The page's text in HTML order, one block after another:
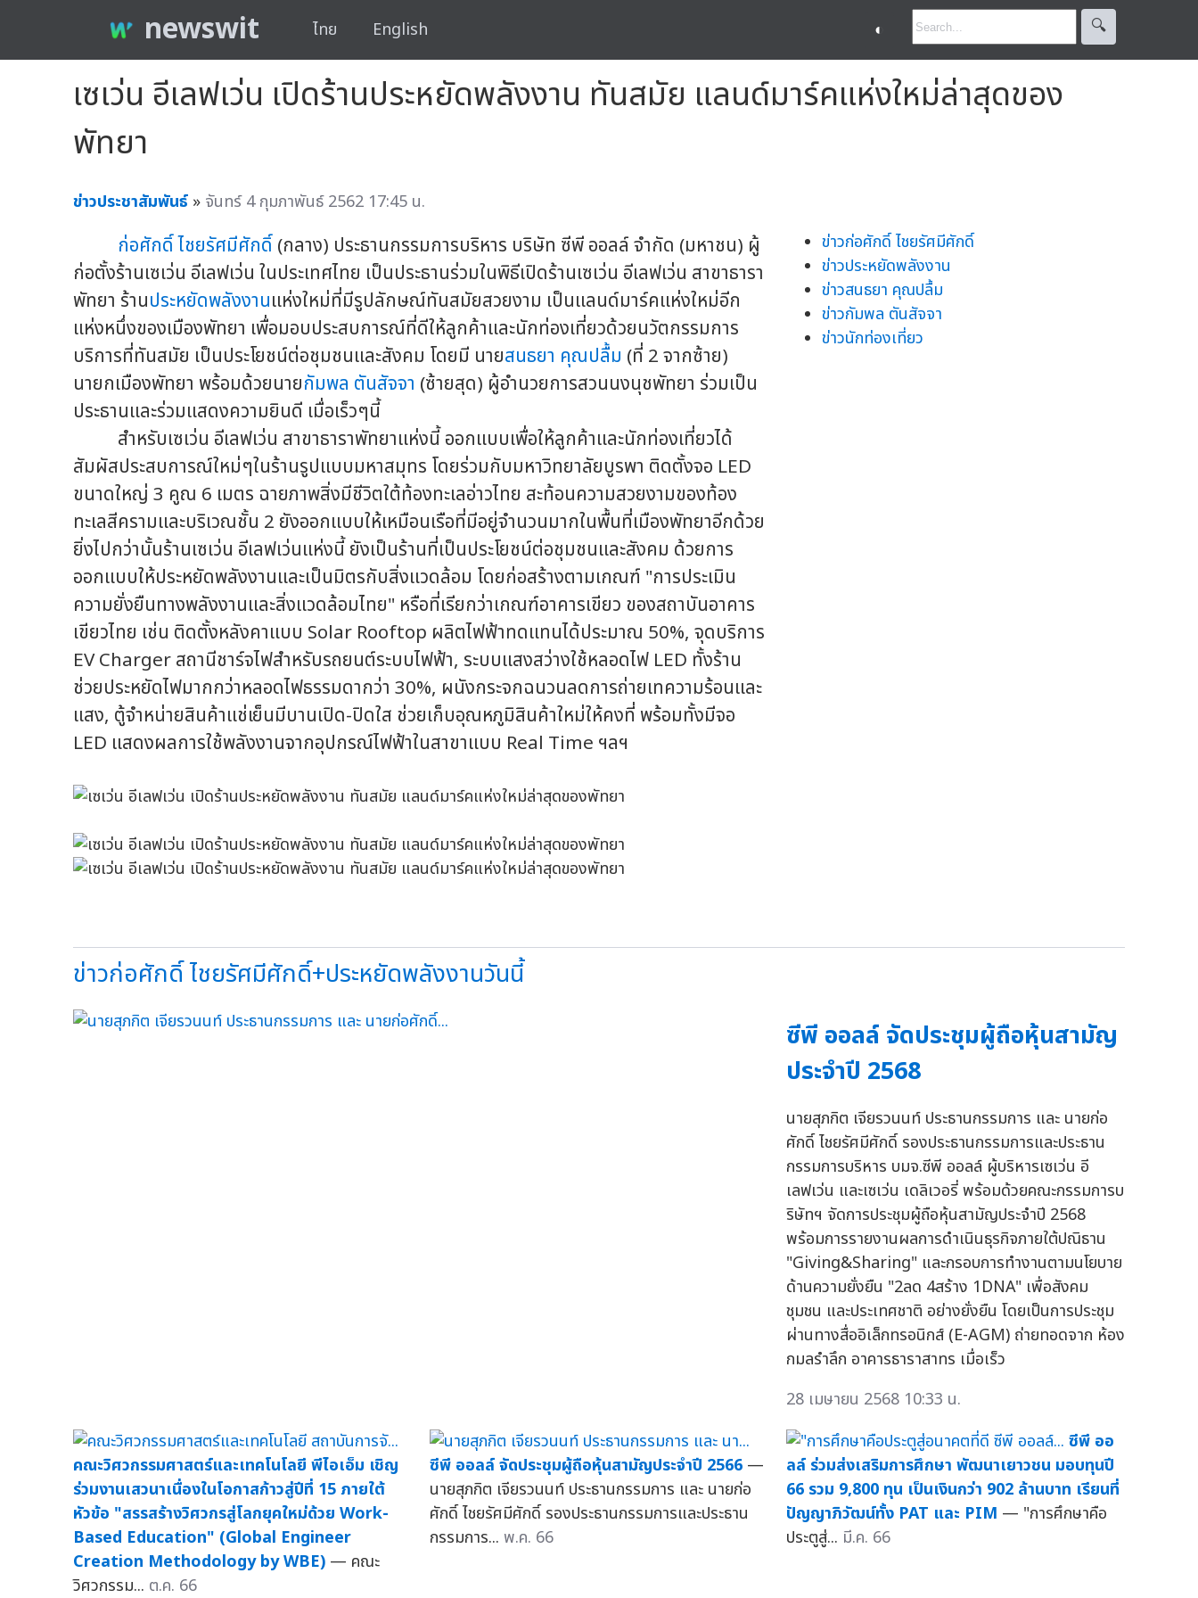
newswit ไทย English ◐ 🔍︎
เซเว่น อีเลฟเว่น เปิดร้านประหยัดพลังงาน ทันสมัย แลนด์มาร์คแห่งใหม่ล่าสุดของ
พัทยา
ข่าวประชาสัมพันธ์ » จันทร์ 4 กุมภาพันธ์ 2562 17:45 น.
ก่อศักดิ์ ไชยรัศมีศักดิ์ (กลาง) ประธานกรรมการบริหาร บริษัท ซีพี ออลล์ จำกัด (มหาชน) ผู้
ก่อตั้งร้านเซเว่น อีเลฟเว่น ในประเทศไทย เป็นประธานร่วมในพิธีเปิดร้านเซเว่น อีเลฟเว่น สาขาธารา
พัทยา ร้านประหยัดพลังงานแห่งใหม่ที่มีรูปลักษณ์ทันสมัยสวยงาม เป็นแลนด์มาร์คแห่งใหม่อีก
แห่งหนึ่งของเมืองพัทยา เพื่อมอบประสบการณ์ที่ดีให้ลูกค้าและนักท่องเที่ยวด้วยนวัตกรรมการ
บริการที่ทันสมัย เป็นประโยชน์ต่อชุมชนและสังคม โดยมี นายสนธยา คุณปลื้ม (ที่ 2 จากซ้าย)
นายกเมืองพัทยา พร้อมด้วยนายกัมพล ตันสัจจา (ซ้ายสุด) ผู้อำนวยการสวนนงนุชพัทยา ร่วมเป็น
ประธานและร่วมแสดงความยินดี เมื่อเร็วๆนี้
สำหรับเซเว่น อีเลฟเว่น สาขาธาราพัทยาแห่งนี้ ออกแบบเพื่อให้ลูกค้าและนักท่องเที่ยวได้
สัมผัสประสบการณ์ใหม่ๆในร้านรูปแบบมหาสมุทร โดยร่วมกับมหาวิทยาลัยบูรพา ติดตั้งจอ LED
ขนาดใหญ่ 3 คูณ 6 เมตร ฉายภาพสิ่งมีชีวิตใต้ท้องทะเลอ่าวไทย สะท้อนความสวยงามของท้อง
ทะเลสีครามและบริเวณชั้น 2 ยังออกแบบให้เหมือนเรือที่มีอยู่จำนวนมากในพื้นที่เมืองพัทยาอีกด้วย
ยิ่งไปกว่านั้นร้านเซเว่น อีเลฟเว่นแห่งนี้ ยังเป็นร้านที่เป็นประโยชน์ต่อชุมชนและสังคม ด้วยการ
ออกแบบให้ประหยัดพลังงานและเป็นมิตรกับสิ่งแวดล้อม โดยก่อสร้างตามเกณฑ์ "การประเมิน
ความยั่งยืนทางพลังงานและสิ่งแวดล้อมไทย" หรือที่เรียกว่าเกณฑ์อาคารเขียว ของสถาบันอาคาร
เขียวไทย เช่น ติดตั้งหลังคาแบบ Solar Rooftop ผลิตไฟฟ้าทดแทนได้ประมาณ 50%, จุดบริการ
EV Charger สถานีชาร์จไฟสำหรับรถยนต์ระบบไฟฟ้า, ระบบแสงสว่างใช้หลอดไฟ LED ทั้งร้าน
ช่วยประหยัดไฟมากกว่าหลอดไฟธรรมดากว่า 30%, ผนังกระจกฉนวนลดการถ่ายเทความร้อนและ
แสง, ตู้จำหน่ายสินค้าแช่เย็นมีบานเปิด-ปิดใส ช่วยเก็บอุณหภูมิสินค้าใหม่ให้คงที่ พร้อมทั้งมีจอ
LED แสดงผลการใช้พลังงานจากอุปกรณ์ไฟฟ้าในสาขาแบบ Real Time ฯลฯ
ข่าวก่อศักดิ์ ไชยรัศมีศักดิ์
ข่าวประหยัดพลังงาน
ข่าวสนธยา คุณปลื้ม
ข่าวกัมพล ตันสัจจา
ข่าวนักท่องเที่ยว
ข่าวก่อศักดิ์ ไชยรัศมีศักดิ์+ประหยัดพลังงานวันนี้
ซีพี ออลล์ จัดประชุมผู้ถือหุ้นสามัญ
ประจำปี 2568
นายสุภกิต เจียรวนนท์ ประธานกรรมการ และ นายก่อ
ศักดิ์ ไชยรัศมีศักดิ์ รองประธานกรรมการและประธาน
กรรมการบริหาร บมจ.ซีพี ออลล์ ผู้บริหารเซเว่น อี
เลฟเว่น และเซเว่น เดลิเวอรี่ พร้อมด้วยคณะกรรมการบ
ริษัทฯ จัดการประชุมผู้ถือหุ้นสามัญประจำปี 2568
พร้อมการรายงานผลการดำเนินธุรกิจภายใต้ปณิธาน
"Giving&Sharing" และกรอบการทำงานตามนโยบาย
ด้านความยั่งยืน "2ลด 4สร้าง 1DNA" เพื่อสังคม
ชุมชน และประเทศชาติ อย่างยั่งยืน โดยเป็นการประชุม
ผ่านทางสื่ออิเล็กทรอนิกส์ (E-AGM) ถ่ายทอดจาก ห้อง
กมลรำลึก อาคารธาราสาทร เมื่อเร็ว
28 เมษายน 2568 10:33 น.
คณะวิศวกรรมศาสตร์และเทคโนโลยี พีไอเอ็ม เชิญ
ร่วมงานเสวนาเนื่องในโอกาสก้าวสู่ปีที่ 15 ภายใต้
หัวข้อ "สรรสร้างวิศวกรสู่โลกยุคใหม่ด้วย Work-
Based Education" (Global Engineer
Creation Methodology by WBE) — คณะ
วิศวกรรม... ต.ค. 66
ซีพี ออลล์ จัดประชุมผู้ถือหุ้นสามัญประจำปี 2566 —
นายสุภกิต เจียรวนนท์ ประธานกรรมการ และ นายก่อ
ศักดิ์ ไชยรัศมีศักดิ์ รองประธานกรรมการและประธาน
กรรมการ... พ.ค. 66
ซีพี ออ
ลล์ ร่วมส่งเสริมการศึกษา พัฒนาเยาวชน มอบทุนปี
66 รวม 9,800 ทุน เป็นเงินกว่า 902 ล้านบาท เรียนที่
ปัญญาภิวัฒน์ทั้ง PAT และ PIM — "การศึกษาคือ
ประตูสู่... มี.ค. 66